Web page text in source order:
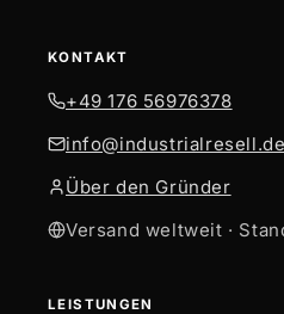
KONTAKT
+49 176 56976378
info@industrialresell.de
Über den Gründer
Versand weltweit ·
LEISTUNGEN